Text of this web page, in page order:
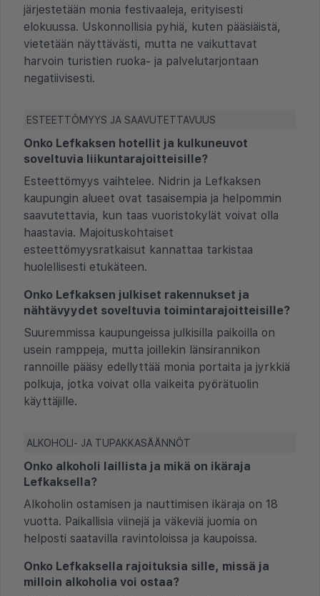
järjestetään monia festivaaleja, erityisesti
elokuussa. Uskonnollisia pyhiä, kuten pääsiäistä,
vietetään näyttävästi, mutta ne vaikuttavat
harvoin turistien ruoka- ja palvelutarjontaan
negatiivisesti.
ESTEETTÖMYYS JA SAAVUTETTAVUUS
Onko Lefkaksen hotellit ja kulkuneuvot
soveltuvia liikuntarajoitteisille?
Esteettömyys vaihtelee. Nidrin ja Lefkaksen
kaupungin alueet ovat tasaisempia ja helpommin
saavutettavia, kun taas vuoristokylät voivat olla
haastavia. Majoituskohtaiset
esteettömyysratkaisut kannattaa tarkistaa
huolellisesti etukäteen.
Onko Lefkaksen julkiset rakennukset ja
nähtävyydet soveltuvia toimintarajoitteisille?
Suuremmissa kaupungeissa julkisilla paikoilla on
usein ramppeja, mutta joillekin länsirannikon
rannoille pääsy edellyttää monia portaita ja jyrkkiä
polkuja, jotka voivat olla vaikeita pyörätuolin
käyttäjille.
ALKOHOLI- JA TUPAKKASÄÄNNÖT
Onko alkoholi laillista ja mikä on ikäraja
Lefkaksella?
Alkoholin ostamisen ja nauttimisen ikäraja on 18
vuotta. Paikallisia viinejä ja väkeviä juomia on
helposti saatavilla ravintoloissa ja kaupoissa.
Onko Lefkaksella rajoituksia sille, missä ja
milloin alkoholia voi ostaa?